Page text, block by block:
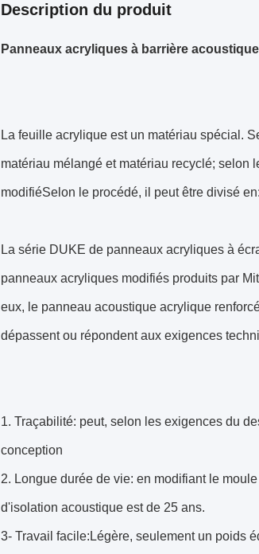
Description du produit
Panneaux acryliques à barrière
La feuille acrylique est un matériau spécial.
matériau mélangé et matériau recyclé; selon
modifiéSelon le procédé, il peut être divisé
La série DUKE de panneaux acryliques à
panneaux acryliques modifiés produits par
eux, le panneau acoustique acrylique
dépassent ou répondent aux exigences
1. Traçabilité: peut, selon les exigences du
conception
2. Longue durée de vie: en modifiant le
d'isolation acoustique est de 25 ans.
3- Travail facile:Légère, seulement un poids